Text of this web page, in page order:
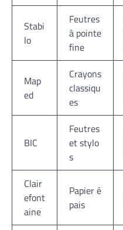
Stabi
lo
Feutres
à pointe
fine
Map
ed
Crayons
classiqu
es
BIC
Feutres
et stylo
s
Clair
efont
aine
Papier é
pais